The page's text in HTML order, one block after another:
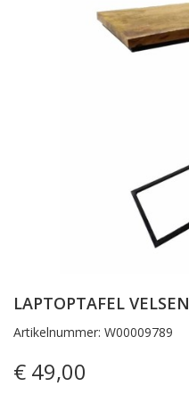
LAPTOPTAFEL VELSEN
Artikelnummer: W00009789
€ 49,00